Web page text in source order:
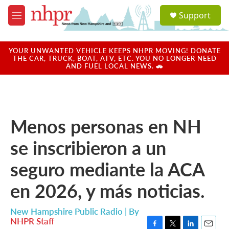
Skip to main content
M
e
u
a
u
Support
YOUR UNWANTED VEHICLE KEEPS NHPR MOVING! DONATE
THE CAR, TRUCK, BOAT, ATV, ETC. YOU NO LONGER NEED
AND FUEL LOCAL NEWS. 🚗
Menos personas en NH
se inscribieron a un
seguro mediante la ACA
en 2026, y más noticias.
New Hampshire Public Radio | By
NHPR Staff